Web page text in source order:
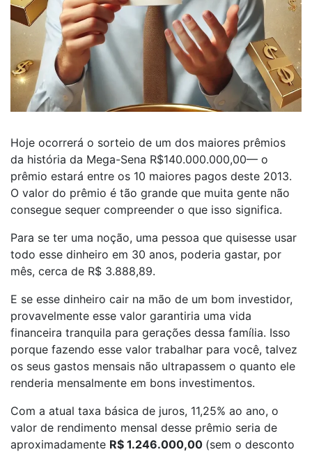
Hoje ocorrerá o sorteio de um dos maiores prêmios
da história da Mega-Sena R$140.000.000,00— o
prêmio estará entre os 10 maiores pagos deste 2013.
O valor do prêmio é tão grande que muita gente não
consegue sequer compreender o que isso significa.
Para se ter uma noção, uma pessoa que quisesse usar
todo esse dinheiro em 30 anos, poderia gastar, por
mês, cerca de R$ 3.888,89.
E se esse dinheiro cair na mão de um bom investidor,
provavelmente esse valor garantiria uma vida
financeira tranquila para gerações dessa família. Isso
porque fazendo esse valor trabalhar para você, talvez
os seus gastos mensais não ultrapassem o quanto ele
renderia mensalmente em bons investimentos.
Com a atual taxa básica de juros, 11,25% ao ano, o
valor de rendimento mensal desse prêmio seria de
aproximadamente R$ 1.246.000,00 (sem o desconto